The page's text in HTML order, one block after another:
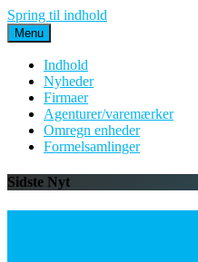
Spring til indhold
Menu
Indhold
Nyheder
Firmaer
Agenturer/varemærker
Omregn enheder
Formelsamlinger
Sidste Nyt